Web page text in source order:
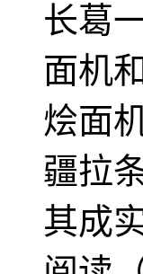
长葛
面机
烩面
疆拉
其成